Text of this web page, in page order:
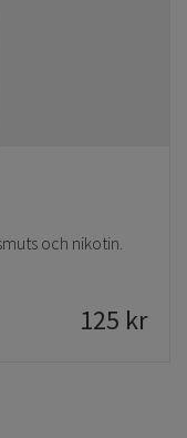
och nikotin.
125 kr